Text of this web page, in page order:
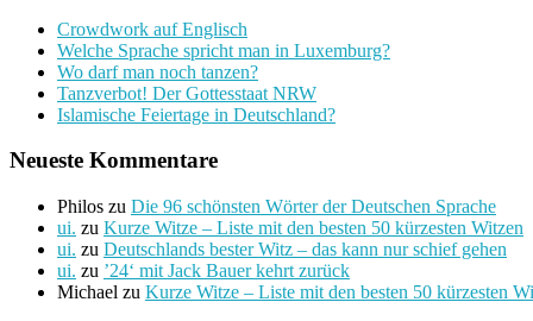
Crowdwork auf Englisch
Welche Sprache spricht man in Luxemburg?
Wo darf man noch tanzen?
Tanzverbot! Der Gottesstaat NRW
Islamische Feiertage in Deutschland?
Neueste Kommentare
Philos zu Die 96 schönsten Wörter der Deutschen Sprache
ui. zu Kurze Witze – Liste mit den besten 50 kürzesten Witzen
ui. zu Deutschlands bester Witz – das kann nur schief gehen
ui. zu ’24‘ mit Jack Bauer kehrt zurück
Michael zu Kurze Witze – Liste mit den besten 50 kürzesten